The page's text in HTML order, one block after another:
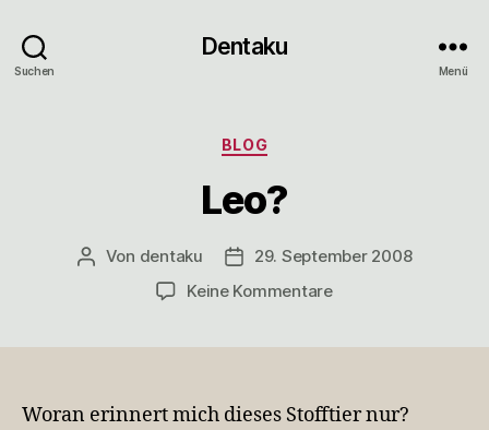
Suchen
Dentaku
Menü
Kategorien
BLOG
Leo?
Beitragsautor
Von dentaku Veröffentlichungsdatum
29. September 2008
Keine Kommentarezu
Woran erinnert mich dieses Stofftier nur?